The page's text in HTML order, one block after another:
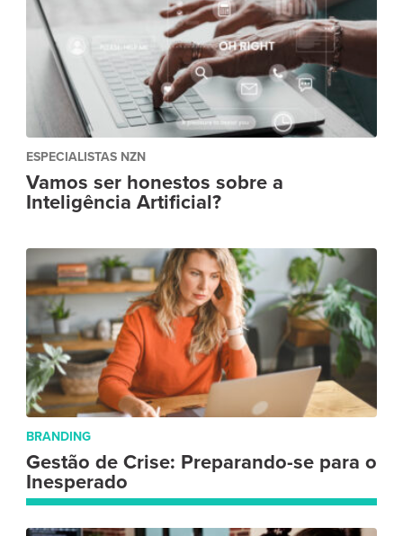
ESPECIALISTAS NZN
Vamos ser honestos sobre a
Inteligência Artificial?
BRANDING
Gestão de Crise: Preparando-se para o
Inesperado